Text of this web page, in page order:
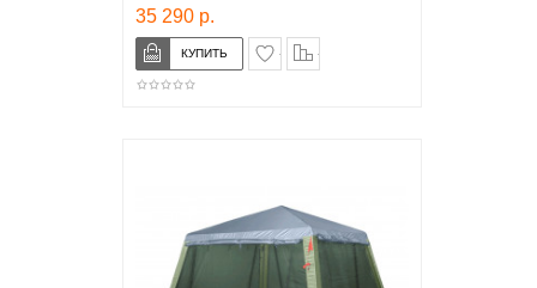
35 290 р.
в закладки